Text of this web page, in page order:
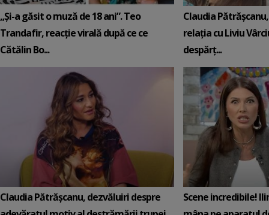
„Și-a găsit o muză de 18 ani”. Teo
Trandafir, reacție virală după ce ce
Cătălin Bo...
Claudia
relația cu Liviu
despărț...
Claudia Pătrășcanu, dezvăluiri despre
Scene incredibile!